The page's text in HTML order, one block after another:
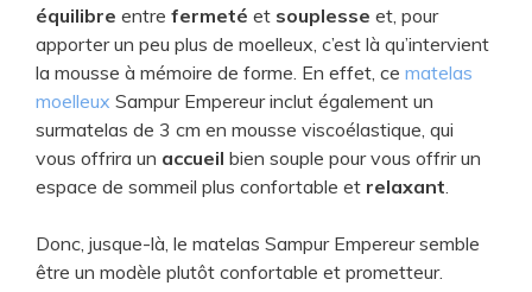
équilibre entre fermeté et souplesse et, pour
apporter un peu plus de moelleux, c’est là qu’intervient
la mousse à mémoire de forme. En effet, ce matelas
moelleux Sampur Empereur inclut également un
surmatelas de 3 cm en mousse viscoélastique, qui
vous offrira un accueil bien souple pour vous offrir un
espace de sommeil plus confortable et relaxant
Donc, jusque-là, le matelas Sampur Empereur semble
être un modèle plutôt confortable et prometteur.